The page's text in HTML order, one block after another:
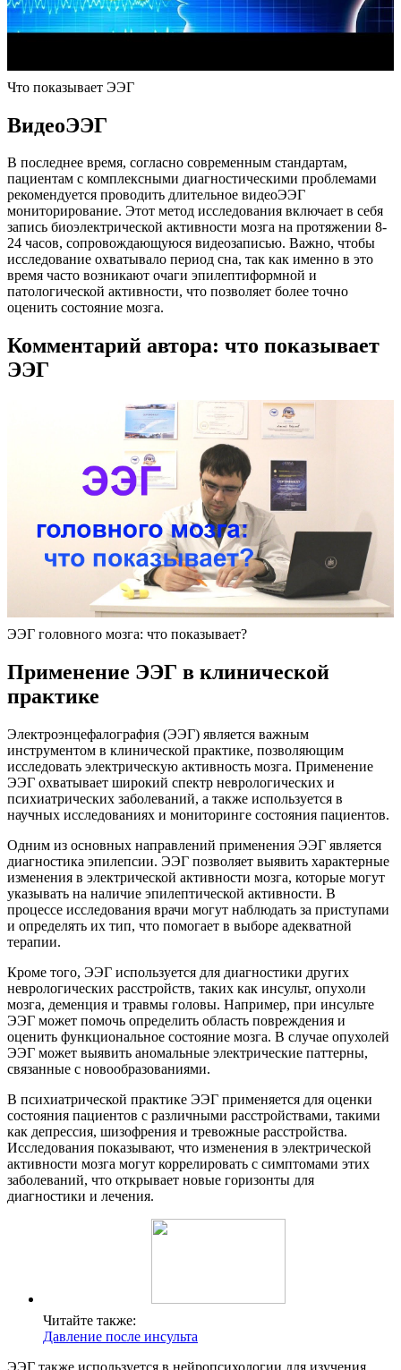
Что показывает ЭЭГ
ВидеоЭЭГ
В последнее время, согласно современным стандартам,
пациентам с комплексными диагностическими проблемами
рекомендуется проводить длительное видеоЭЭГ
мониторирование. Этот метод исследования включает в себя
запись биоэлектрической активности мозга на протяжении 8-
24 часов, сопровождающуюся видеозаписью. Важно, чтобы
исследование охватывало период сна, так как именно в это
время часто возникают очаги эпилептиформной и
патологической активности, что позволяет более точно
оценить состояние мозга.
Комментарий автора: что показывает
ЭЭГ
ЭЭГ головного мозга: что показывает?
Применение ЭЭГ в клинической
практике
Электроэнцефалография (ЭЭГ) является важным
инструментом в клинической практике, позволяющим
исследовать электрическую активность мозга. Применение
ЭЭГ охватывает широкий спектр неврологических и
психиатрических заболеваний, а также используется в
научных исследованиях и мониторинге состояния пациентов.
Одним из основных направлений применения ЭЭГ является
диагностика эпилепсии. ЭЭГ позволяет выявить характерные
изменения в электрической активности мозга, которые могут
указывать на наличие эпилептической активности. В
процессе исследования врачи могут наблюдать за приступами
и определять их тип, что помогает в выборе адекватной
терапии.
Кроме того, ЭЭГ используется для диагностики других
неврологических расстройств, таких как инсульт, опухоли
мозга, деменция и травмы головы. Например, при инсульте
ЭЭГ может помочь определить область повреждения и
оценить функциональное состояние мозга. В случае опухолей
ЭЭГ может выявить аномальные электрические паттерны,
связанные с новообразованиями.
В психиатрической практике ЭЭГ применяется для оценки
состояния пациентов с различными расстройствами, такими
как депрессия, шизофрения и тревожные расстройства.
Исследования показывают, что изменения в электрической
активности мозга могут коррелировать с симптомами этих
заболеваний, что открывает новые горизонты для
диагностики и лечения.
Читайте также:
Давление после инсульта
ЭЭГ также используется в нейропсихологии для изучения